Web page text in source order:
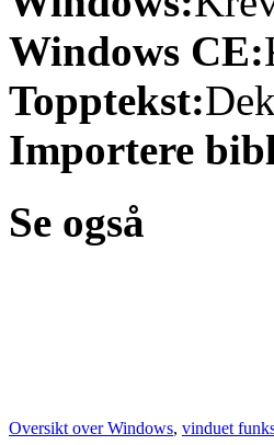
Windows CE:
Topptekst:
Importere
Se også
Oversikt over Windows, vinduet